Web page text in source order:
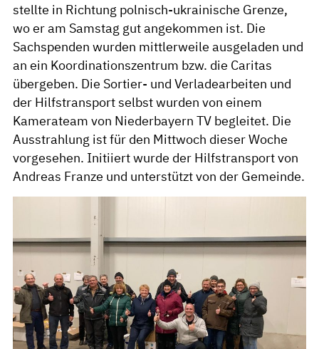
stellte in Richtung polnisch-ukrainische Grenze,
wo er am Samstag gut angekommen ist. Die
Sachspenden wurden mittlerweile ausgeladen und
an ein Koordinationszentrum bzw. die Caritas
übergeben. Die Sortier- und Verladearbeiten und
der Hilfstransport selbst wurden von einem
Kamerateam von Niederbayern TV begleitet. Die
Ausstrahlung ist für den Mittwoch dieser Woche
vorgesehen. Initiiert wurde der Hilfstransport von
Andreas Franze und unterstützt von der Gemeinde.